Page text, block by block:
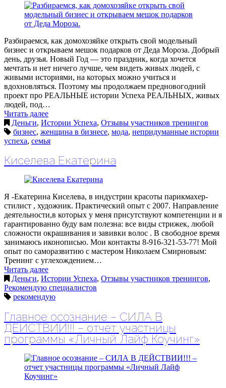
Разбираемся, как домохозяйке открыть свой модельный
бизнес и открываем мешок подарков от Деда Мороза. Добрый
день, друзья. Новый Год — это праздник, когда хочется
мечтать и нет ничего лучше, чем видеть живых людей, с
живыми историями, на которых можно учиться и
вдохновляться. Поэтому мы продолжаем предновогодний
проект про РЕАЛЬНЫЕ истории Успеха РЕАЛЬНЫХ, живых
людей, под…
Читать далее
Деньги, Истории Успеха, Отзывы участников тренингов
бизнес, женщина в бизнесе, мода, непридуманные истории
успеха, семья
Киселева Екатерина
Я -Екатерина Киселева, в индустрии красоты парикмахер-
стилист , художник. Практический опыт с 2007. Направление
деятельности,в которых у меня присутствуют компетенции и я
гарантированно буду вам полезна: все виды стрижек, любой
сложности окрашивания и завивки волос . В свободное время
занимаюсь иконописью. Мои контакты 8-916-321-53-77! Мой
опыт по саморазвитию с мастером Николаем Смирновым:
Тренинг с углехождением…
Читать далее
Деньги, Истории Успеха, Отзывы участников тренингов,
Рекомендую специалистов
рекомендую
Главное осознание – СИЛА В
ДЕЙСТВИИ!!! – отчет участницы
программы «Личный Лайф Коучинг»